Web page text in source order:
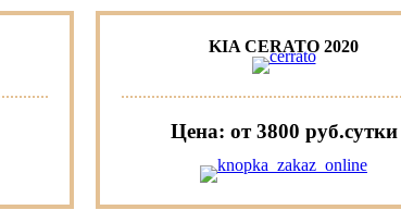
KIA CERATO 2020
Цена: от 3800 руб.cутки